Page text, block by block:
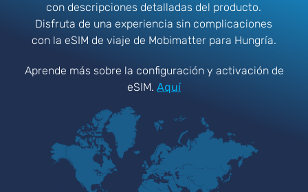
con descripciones detalladas del producto.
Disfruta de una experiencia sin complicaciones
con la eSIM de viaje de Mobimatter para Hungría.
Aprende más sobre la configuración y activación de
eSIM. Aquí